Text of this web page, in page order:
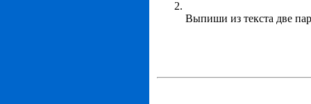
Выпиши из текста две